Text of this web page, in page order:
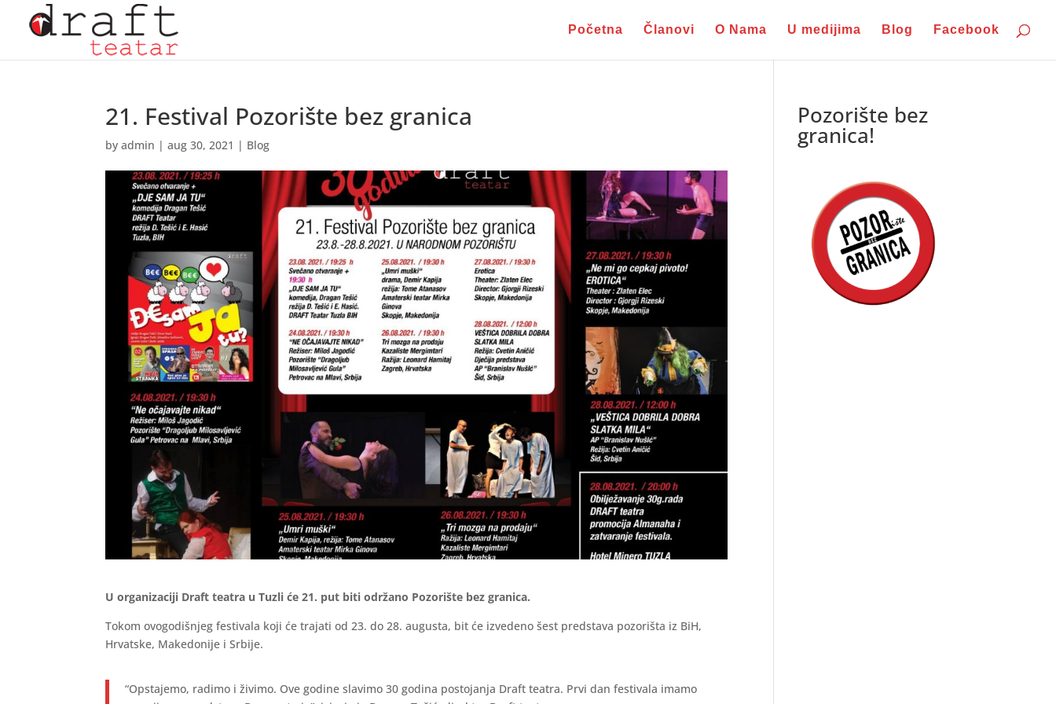
Početna Članovi O Nama U medijima Blog Facebook
21. Festival Pozorište bez granica
byadmin |aug 30, 2021 | Blog
U organizaciji Draft teatra u Tuzli će 21. put biti održano Pozorište bez granica.
Tokom ovogodišnjeg festivala koji će trajati od 23. do 28. augusta, bit će izvedeno šest predstava pozorišta iz BiH,
Hrvatske, Makedonije i Srbije.
“Opstajemo, radimo i živimo. Ove godine slavimo 30 godina postojanja Draft teatra. Prvi dan festivala imamo
Pozorište bez
granica!